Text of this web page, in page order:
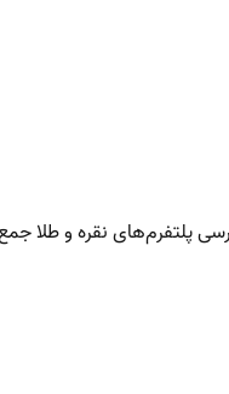
پلتفرم‌های نقره و طلا